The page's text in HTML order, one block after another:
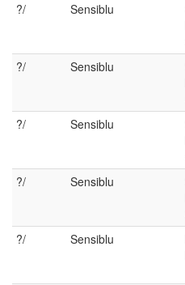
?/ Sensiblu
?/ Sensiblu
?/ Sensiblu
?/ Sensiblu
?/ Sensiblu